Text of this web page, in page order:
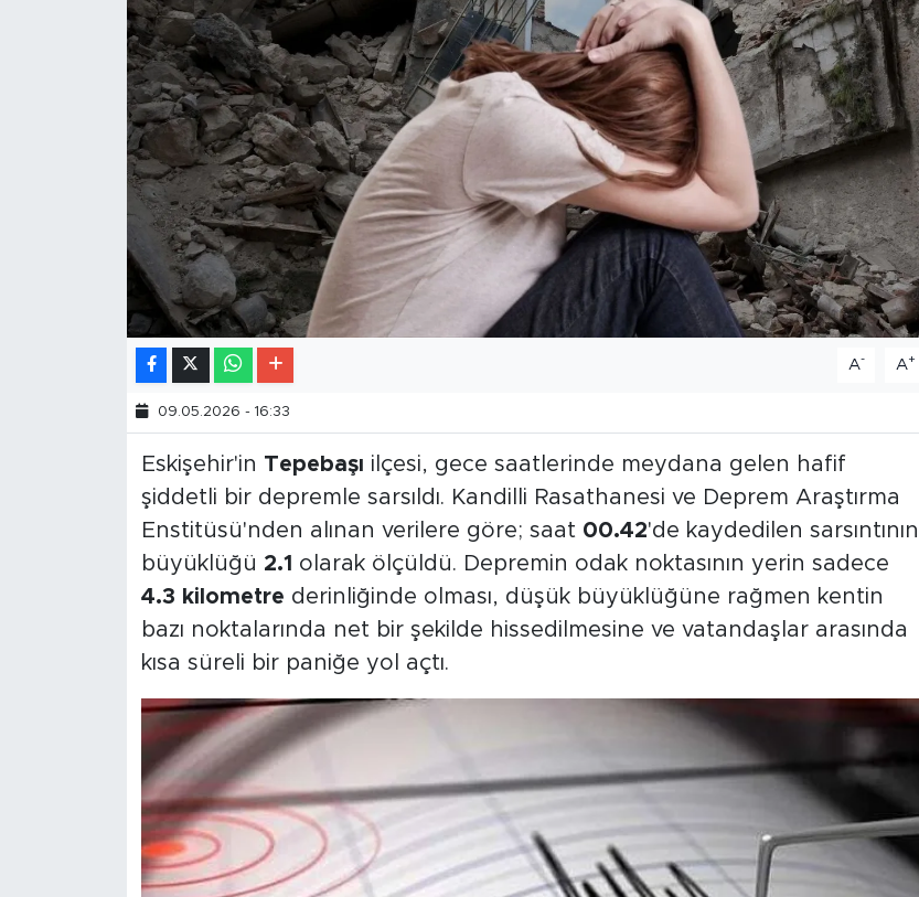
A- A+
09.05.2026 - 16:33
Eskişehir'in Tepebaşı ilçesi, gece saatlerinde meydana gelen hafif
şiddetli bir depremle sarsıldı. Kandilli Rasathanesi ve Deprem Araştırma
Enstitüsü'nden alınan verilere göre; saat 00.42'de kaydedilen sarsıntının
büyüklüğü 2.1 olarak ölçüldü. Depremin odak noktasının yerin sadece
4.3 kilometre derinliğinde olması, düşük büyüklüğüne rağmen kentin
bazı noktalarında net bir şekilde hissedilmesine ve vatandaşlar arasında
kısa süreli bir paniğe yol açtı.